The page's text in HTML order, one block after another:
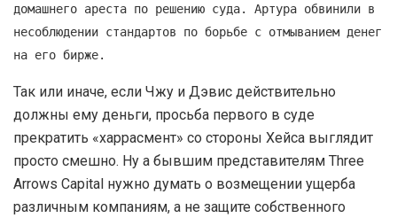
домашнего ареста по решению суда. Артура обвинили в
несоблюдении стандартов по борьбе с отмыванием денег
на его бирже.
Так или иначе, если Чжу и Дэвис действительно
должны ему деньги, просьба первого в суде
прекратить «харрасмент» со стороны Хейса выглядит
просто смешно. Ну а бывшим представителям Three
Arrows Capital нужно думать о возмещении ущерба
различным компаниям, а не защите собственного